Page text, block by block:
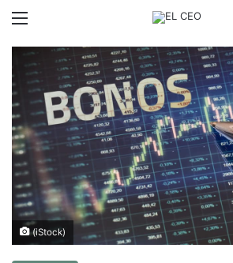
(iStock)